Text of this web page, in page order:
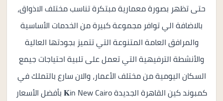
حتى تظهر بصورة معمارية مبتكرة تناسب مختلف الاذواق،
بالاضافة الي توافر مجموعة كبيرة من الخدمات الأساسية
والمرافق العامة المتنوعة التي تتميز بجودتها العالية
والأنشطة الترفيهية التي تعمل على تلبية احتياجات جيمع
السكان اليومية من مختلف الأعمار، والان سارع بالتملك في
كمبوند كين القاهرة الجديدة 𝐊in New Cairo بأفضل الأسعار